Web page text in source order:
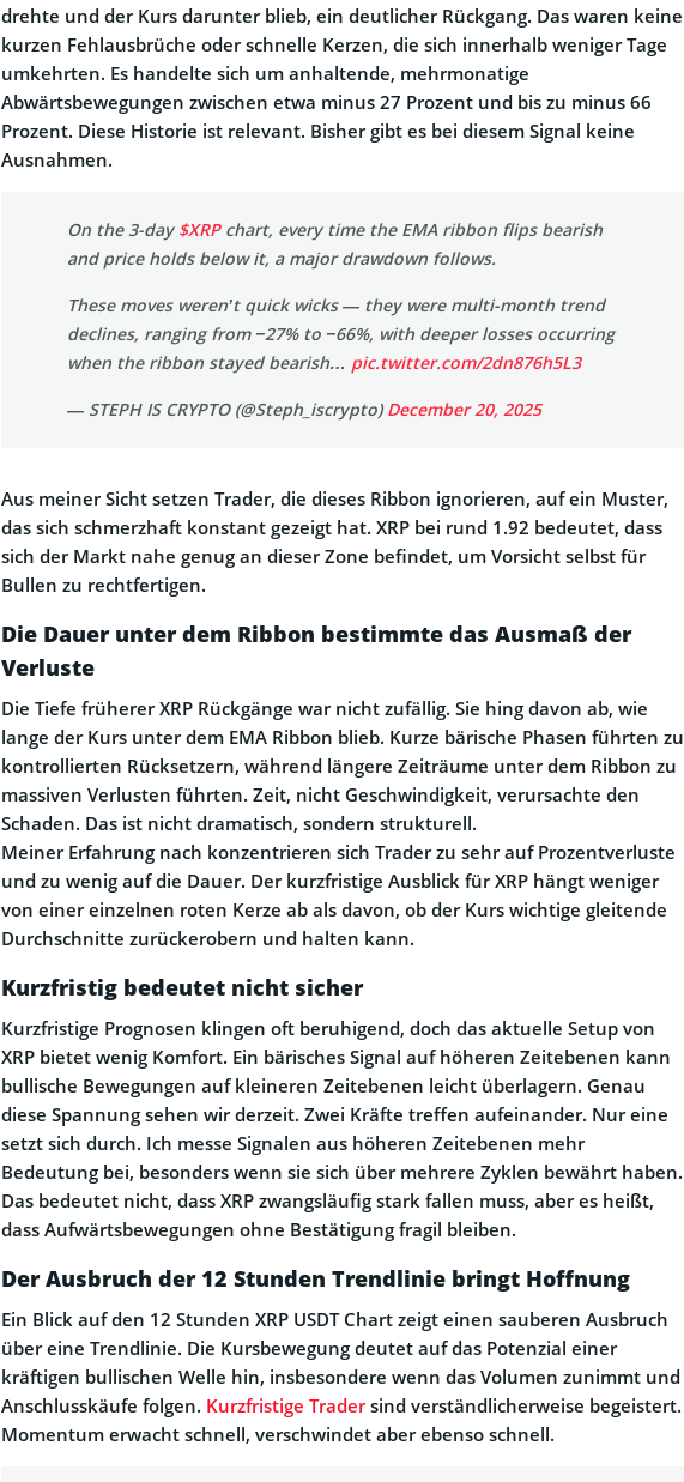
drehte und der Kurs darunter blieb, ein deutlicher Rückgang. Das waren keine
kurzen Fehlausbrüche oder schnelle Kerzen, die sich innerhalb weniger Tage
umkehrten. Es handelte sich um anhaltende, mehrmonatige
Abwärtsbewegungen zwischen etwa minus 27 Prozent und bis zu minus 66
Prozent. Diese Historie ist relevant. Bisher gibt es bei diesem Signal keine
Ausnahmen.
On the 3-day $XRPchart, every time the EMA ribbon flips bearish
and price holds below it, a major drawdown follows.
These moves weren’t quick wicks — they were multi-month trend
declines, ranging from −27% to −66%, with deeper losses occurring
when the ribbon stayed bearish… pic.twitter.com/2dn876h5L3
— STEPH IS CRYPTO (@Steph_iscrypto)December 20, 2025
Aus meiner Sicht setzen Trader, die dieses Ribbon ignorieren, auf ein Muster,
das sich schmerzhaft konstant gezeigt hat. XRP bei rund 1.92 bedeutet, dass
sich der Markt nahe genug an dieser Zone befindet, um Vorsicht selbst für
Bullen zu rechtfertigen.
Die Dauer unter dem Ribbon bestimmte das Ausmaß der
Verluste
Die Tiefe früherer XRP Rückgänge war nicht zufällig. Sie hing davon ab, wie
lange der Kurs unter dem EMA Ribbon blieb. Kurze bärische Phasen führten zu
kontrollierten Rücksetzern, während längere Zeiträume unter dem Ribbon zu
massiven Verlusten führten. Zeit, nicht Geschwindigkeit, verursachte den
Schaden. Das ist nicht dramatisch, sondern strukturell.
Meiner Erfahrung nach konzentrieren sich Trader zu sehr auf Prozentverluste
und zu wenig auf die Dauer. Der kurzfristige Ausblick für XRP hängt weniger
von einer einzelnen roten Kerze ab als davon, ob der Kurs wichtige gleitende
Durchschnitte zurückerobern und halten kann.
Kurzfristig bedeutet nicht sicher
Kurzfristige Prognosen klingen oft beruhigend, doch das aktuelle Setup von
XRP bietet wenig Komfort. Ein bärisches Signal auf höheren Zeitebenen kann
bullische Bewegungen auf kleineren Zeitebenen leicht überlagern. Genau
diese Spannung sehen wir derzeit. Zwei Kräfte treffen aufeinander. Nur eine
setzt sich durch. Ich messe Signalen aus höheren Zeitebenen mehr
Bedeutung bei, besonders wenn sie sich über mehrere Zyklen bewährt haben.
Das bedeutet nicht, dass XRP zwangsläufig stark fallen muss, aber es heißt,
dass Aufwärtsbewegungen ohne Bestätigung fragil bleiben.
Der Ausbruch der 12 Stunden Trendlinie bringt Hoffnung
Ein Blick auf den 12 Stunden XRP USDT Chart zeigt einen sauberen Ausbruch
über eine Trendlinie. Die Kursbewegung deutet auf das Potenzial einer
kräftigen bullischen Welle hin, insbesondere wenn das Volumen zunimmt und
Anschlusskäufe folgen. Kurzfristige Tradersind verständlicherweise begeistert.
Momentum erwacht schnell, verschwindet aber ebenso schnell.